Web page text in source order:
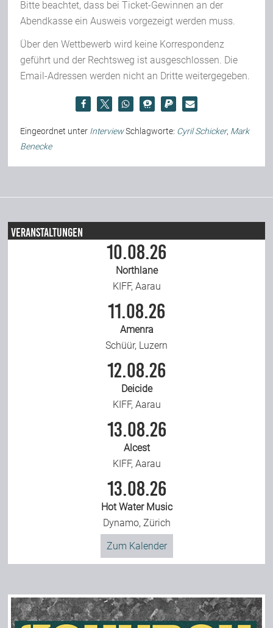
Bitte beachtet, dass bei Ticket-Gewinnen an der
Abendkasse ein Ausweis vorgezeigt werden muss.
Über den Wettbewerb wird keine Korrespondenz
geführt und der Rechtsweg ist ausgeschlossen. Die
Email-Adressen werden nicht an Dritte weitergegeben.
Eingeordnet unter InterviewSchlagworte: Cyril Schicker, Mark
Benecke
Veranstaltungen
10.08.26
Northlane
KIFF, Aarau
11.08.26
Amenra
Schüür, Luzern
12.08.26
Deicide
KIFF, Aarau
13.08.26
Alcest
KIFF, Aarau
13.08.26
Hot Water Music
Dynamo, Zürich
Zum Kalender